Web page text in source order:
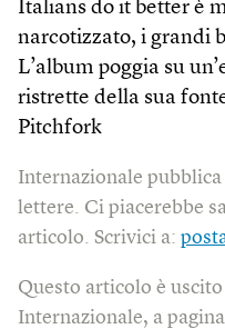
Italians do it better è
narcotizzato, i grandi
L’album poggia su
ristrette della sua
Pitchfork
Internazionale
lettere. Ci piacerebbe
articolo. Scrivici a:
Questo articolo è
Internazionale, a